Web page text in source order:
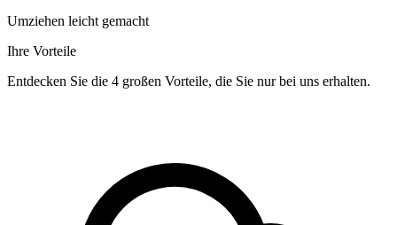
Umziehen leicht gemacht
Ihre Vorteile
Entdecken Sie die 4 großen Vorteile, die Sie nur bei uns erhalten.